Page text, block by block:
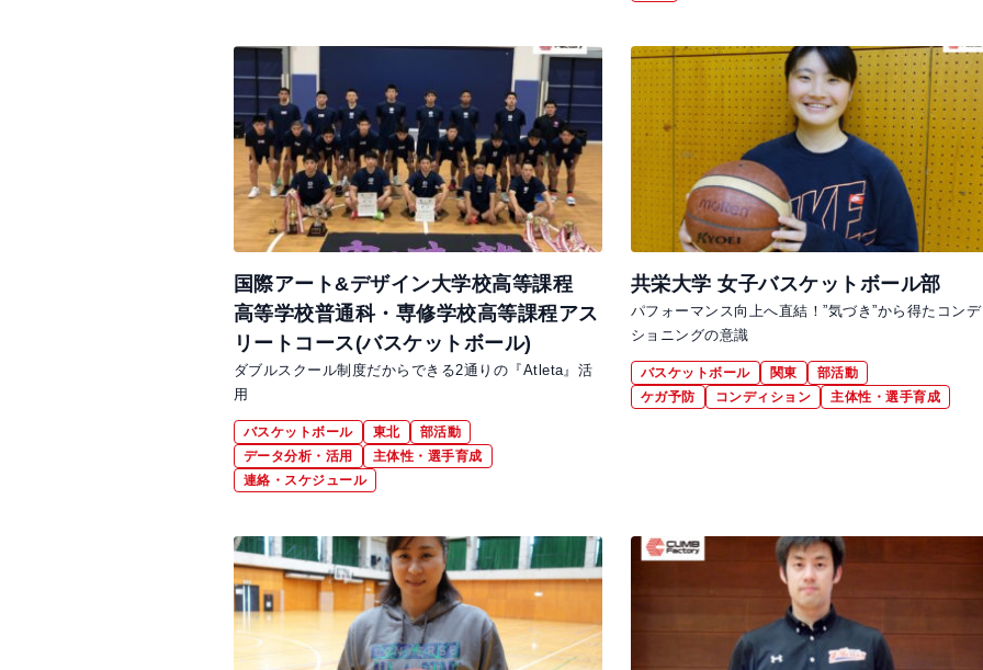
国際アート&デザイン大学校高等課程
高等学校普通科・専修学校高等課程アス
リートコース(バスケットボール)
ダブルスクール制度だからできる2通りの『Atleta』活
用
バスケットボール 東北
部活動
データ分析・活用
主体性・選手育成
連絡・スケジュール
共栄大学 女子バスケットボール部
パフォーマンス向上へ直結！”気づき”から得たコン
ショニングの意識
バスケットボール 関東
部活動
ケガ予防
コンディション 主体性・選手育成